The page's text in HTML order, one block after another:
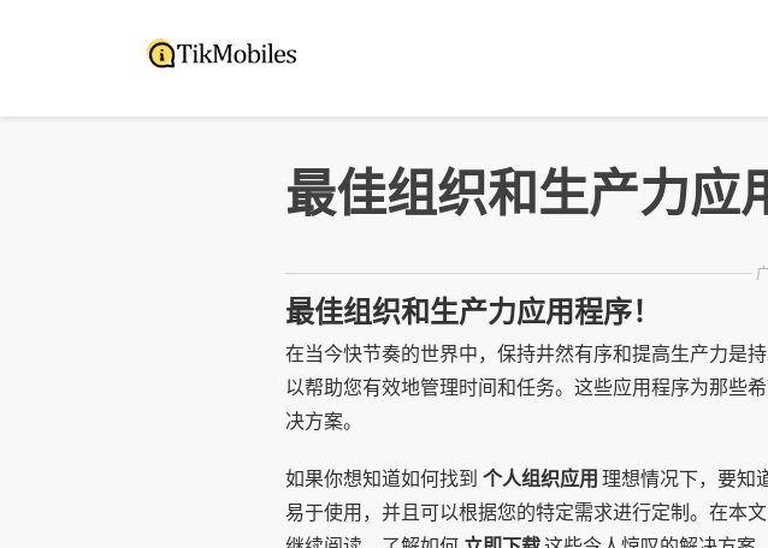
最佳组织和生产力应
最佳组织和生产力应用程序！
在当今快节奏的世界中，保持井然有序和提高生产力是
以帮助您有效地管理时间和任务。这些应用程序为那些
决方案。
如果你想知道如何找到 个人组织应用理想情况下，要知
易于使用，并且可以根据您的特定需求进行定制。在本